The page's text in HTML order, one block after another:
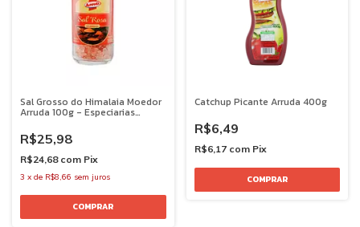
Sal Grosso do Himalaia Moedor
Arruda 100g - Especiarias
R$25,98
R$24,68 com Pix
3 x de R$8,66 sem juros
Catchup Picante Arruda 400g
R$6,49
R$6,17 com Pix